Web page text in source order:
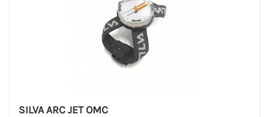
SILVA ARC JET OMC